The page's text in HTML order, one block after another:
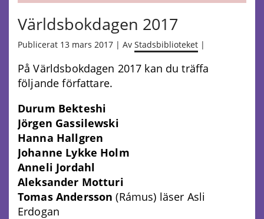
Världsbokdagen 2017
Publicerat 13 mars 2017 | Av Stadsbiblioteket |
På Världsbokdagen 2017 kan du träffa
följande författare.
Durum Bekteshi
Jörgen Gassilewski
Hanna Hallgren
Johanne Lykke Holm
Anneli Jordahl
Aleksander Motturi
Tomas Andersson (Rámus) läser Asli
Erdogan